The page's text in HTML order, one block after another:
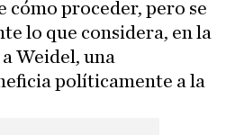
cómo proceder, pero se
lo que considera, en la
Weidel, una
políticamente a la